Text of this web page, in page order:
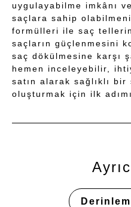
uygulayabilme imkânı
saçlara sahip
formülleri ile saç
saçların güçlenmesini
saç dökülmesine karşı
hemen inceleyebilir,
satın alarak sağlıklı bir
oluşturmak için ilk